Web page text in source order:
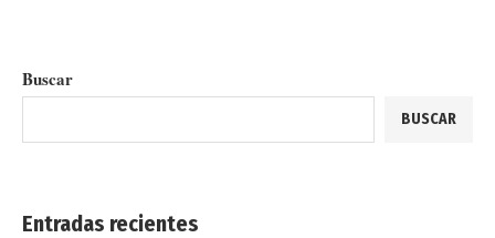
Buscar
BUSCAR
Entradas recientes